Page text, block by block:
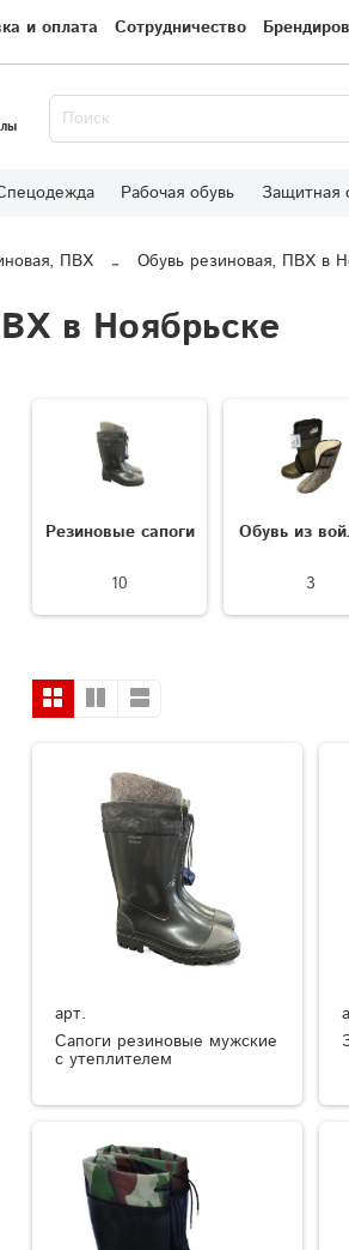
и оплата Сотрудничество
Рабочая обувь Защитная
ПВХ Обувь резиновая, ПВХ в
в Ноябрьске
Резиновые сапоги
10
Обувь из
3
арт.
Сапоги резиновые мужские
с утеплителем